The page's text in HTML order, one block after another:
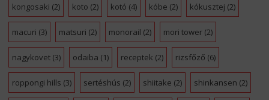
kongosaki (2) koto (2) kotó (4) kóbe (2) kókusztej (2)
macuri (3) matsuri (2) monorail (2) mori tower(2)
nagykovet(3) odaiba (1) receptek (2) rizsfőző (6)
roppongi hills (3) sertéshús (2) shiitake (2) shinkansen (2)